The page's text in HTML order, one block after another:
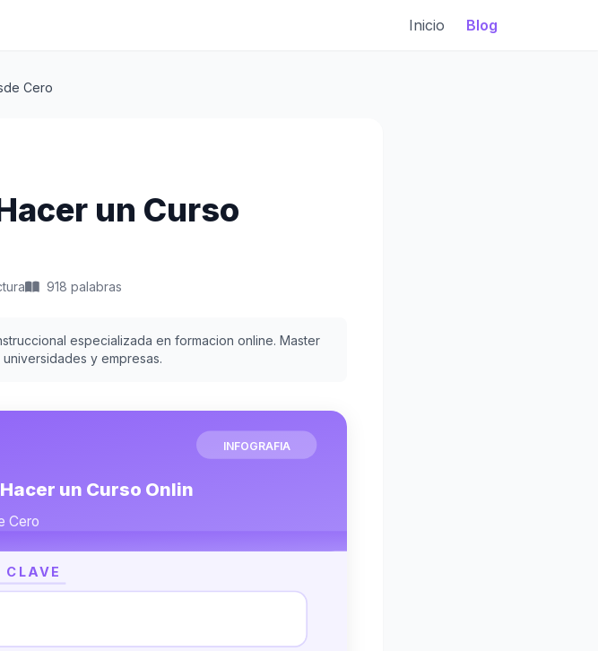
Inicio Blog
Cero
un Curso
918 palabras
especializada en formacion online. Master
y empresas.
INFOGRAFIA
un Curso Onlin
Cero
CLAVE